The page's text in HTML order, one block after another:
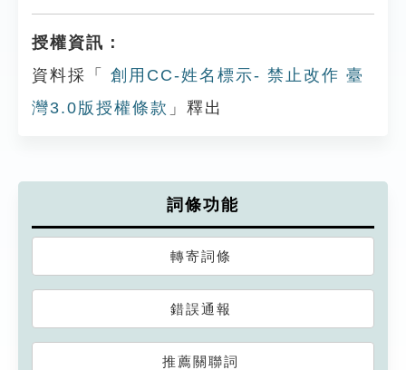
授權資訊：
資料採「
創用CC-姓名標示- 禁止改作 臺
灣3.0版授權條款 」釋出
詞條功能
轉寄詞條
錯誤通報
推薦關聯詞